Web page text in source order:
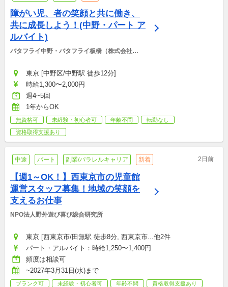
障がい児、者の笑顔と共に働き、
共に成長しよう！(中野・パート ア
ルバイト)
バタフライ中野・バタフライ板橋（株式会社
東京 [中野区/中野駅 徒歩12分]
時給1,300〜2,000円
週4~5回
1年からOK
無資格可 未経験・初心者可 年齢不問
転勤なし
資格取得支援あり
中途 パート 副業/パラレルキャリア 新着 2日前
【週1～OK！】西東京市の児童館
運営スタッフ募集！地域の笑顔を
支えるお仕事
NPO法人野外遊び喜び総合研究所
東京 [西東京市/田無駅 徒歩8分, 西東京市...他2件
パート・アルバイト：時給1,250〜1,400円
頻度は相談可
~2027年3月31日(水)まで
ブランク可 未経験・初心者可 年齢不問
資格取得支援あり